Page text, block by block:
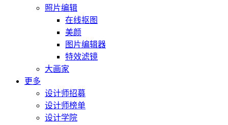
照片编辑
在线抠图
美颜
图片编辑器
特效滤镜
大画家
更多
设计师招募
设计师榜单
设计学院